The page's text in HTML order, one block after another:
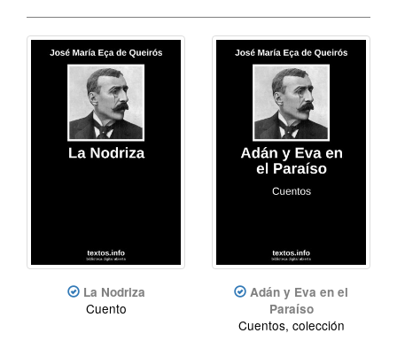
La Nodriza
Cuento
Adán y Eva en el
Paraíso
Cuentos, colección